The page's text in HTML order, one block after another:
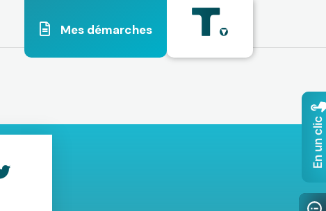
Mes démarches
En un clic